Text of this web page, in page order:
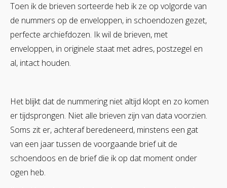
Toen ik de brieven sorteerde heb ik ze op volgorde van
de nummers op de enveloppen, in schoendozen gezet,
perfecte archiefdozen. Ik wil de brieven, met
enveloppen, in originele staat met adres, postzegel en
al, intact houden.
Het blijkt dat de nummering niet altijd klopt en zo komen
er tijdsprongen. Niet alle brieven zijn van data voorzien.
Soms zit er, achteraf beredeneerd, minstens een gat
van een jaar tussen de voorgaande brief uit de
schoendoos en de brief die ik op dat moment onder
ogen heb.